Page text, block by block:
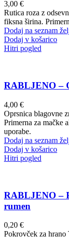
3,00 €
Rutica roza z
fiksna širina.
Dodaj na seznam
Dodaj v košarico
Hitri pogled
RABLJENO –
4,00 €
Oprsnica blagovne
Primerna za mačke
uporabe.
Dodaj na seznam
Dodaj v košarico
Hitri pogled
RABLJENO –
rumen
0,20 €
Pokrovček za hrano